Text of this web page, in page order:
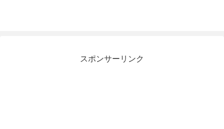
スポンサーリンク